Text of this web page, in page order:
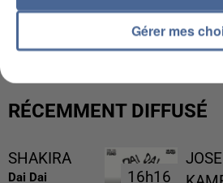
LES DONNÉES DE 300 000
INTERMARCHÉ APRÈS UNE...
RÉCEMMENT DIFFUSÉ
SHAKIRA
Dai Dai 16h16
16h16
Gérer mes